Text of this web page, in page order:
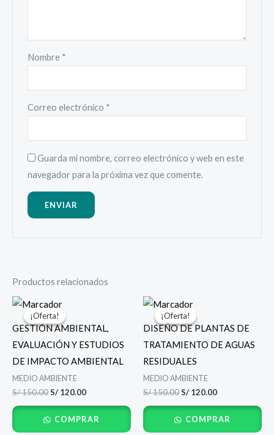
Nombre *
Correo electrónico *
Guarda mi nombre, correo electrónico y web en este
navegador para la próxima vez que comente.
Productos relacionados
¡Oferta!
¡Oferta!
GESTIÓN AMBIENTAL,
EVALUACIÓN Y ESTUDIOS
DE IMPACTO AMBIENTAL
MEDIO AMBIENTE
S/150.00
El
precio
original
era:
S/ 150.00.
S/ 120.00
es:
S/ 120.00.
COMPRAR
¡Oferta!
¡Oferta!
DISEÑO DE PLANTAS DE
TRATAMIENTO DE AGUAS
RESIDUALES
MEDIO AMBIENTE
S/150.00
El
precio
original
era:
S/ 150.00.
S/ 120.00
es:
S/ 120.00.
COMPRAR